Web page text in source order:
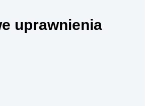
uprawnienia